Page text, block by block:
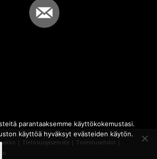
| Tietosuojaseloste | Toimitusehdot |
parantaaksemme käyttökokemustasi.
käyttöä hyväksyt evästeiden käytön.